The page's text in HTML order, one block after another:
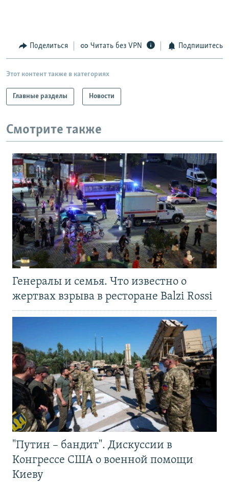
Поделиться Читать без VPN Подпишитесь
Этот контент также в категориях
Главные разделы Новости
Смотрите также
Генералы и семья. Что известно о
жертвах взрыва в ресторане Balzi Rossi
"Путин – бандит". Дискуссии в
Конгрессе США о военной помощи
Киеву